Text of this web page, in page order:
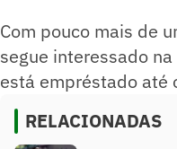
Com pouco mais de
segue interessado
está empréstado até
RELACIONADAS